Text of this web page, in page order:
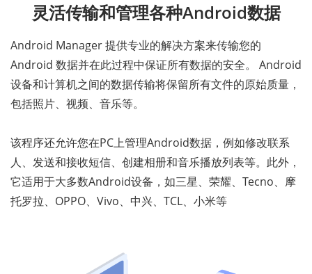
灵活传输和管理各种Android数据
Android Manager 提供专业的解决方案来传输您的
Android 数据并在此过程中保证所有数据的安全。 Android
设备和计算机之间的数据传输将保留所有文件的原始质量，
包括照片、视频、音乐等。
该程序还允许您在PC上管理Android数据，例如修改联系
人、发送和接收短信、创建相册和音乐播放列表等。此外，
它适用于大多数Android设备，如三星、荣耀、Tecno、摩
托罗拉、OPPO、Vivo、中兴、TCL、小米等